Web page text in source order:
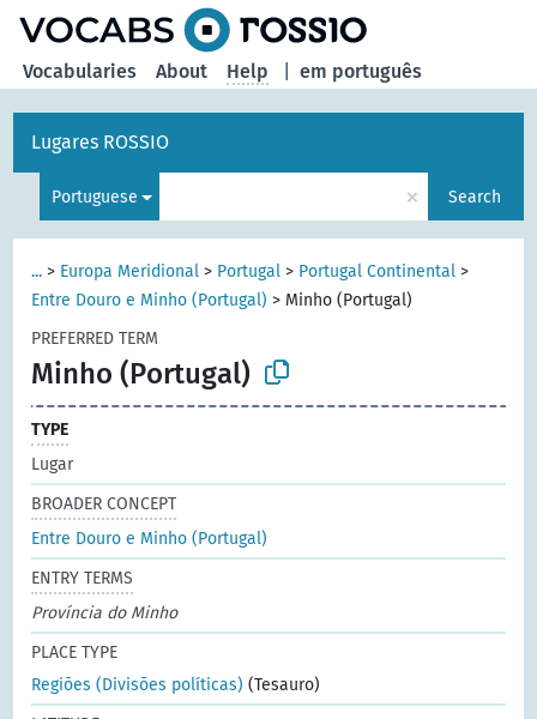
em português
Vocabularies About Help
Lugares ROSSIO
Portuguese × Search
... > Europa Meridional > Portugal > Portugal Continental >
Entre Douro e Minho (Portugal) > Minho (Portugal)
PREFERRED TERM
Minho (Portugal)
TYPE
Lugar
BROADER CONCEPT
Entre Douro e Minho (Portugal)
ENTRY TERMS
Província do Minho
PLACE TYPE
Regiões (Divisões políticas) (Tesauro)